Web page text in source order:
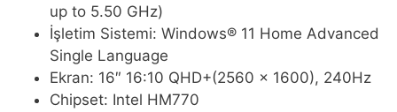
up to 5.50 GHz)
İşletim Sistemi: Windows® 11 Home Advanced
Single Language
Ekran: 16″ 16:10 QHD+(2560 x 1600), 240Hz
Chipset: Intel HM770